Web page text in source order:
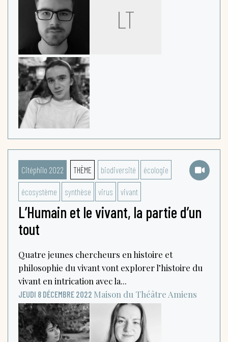
LT
Citéphilo 2022 THÈME biodiversité écologie
écosystème synthèse virus vivant
L’Humain et le vivant, la partie d’un
tout
Quatre jeunes chercheurs en histoire et
philosophie du vivant vont explorer l’histoire du
vivant en intrication avec la...
JEUDI 8 DÉCEMBRE 2022 Maison du Théâtre Amiens